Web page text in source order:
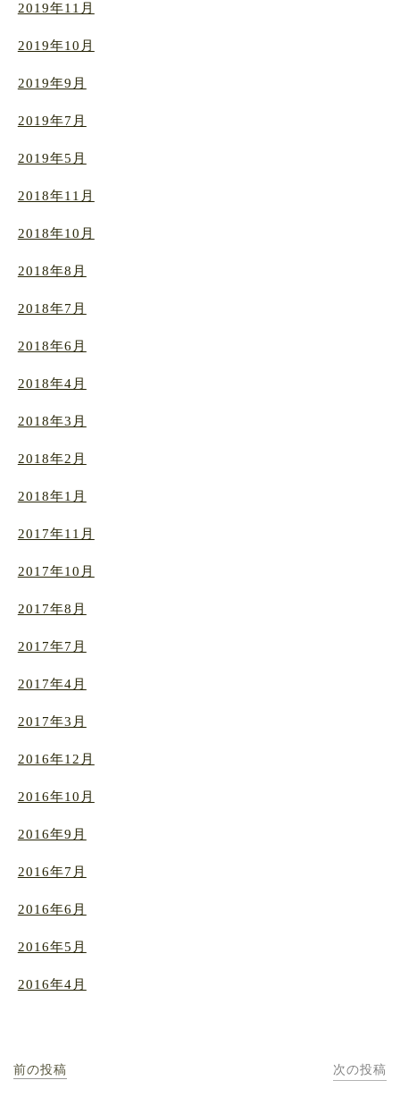
2019年11月
2019年10月
2019年9月
2019年7月
2019年5月
2018年11月
2018年10月
2018年8月
2018年7月
2018年6月
2018年4月
2018年3月
2018年2月
2018年1月
2017年11月
2017年10月
2017年8月
2017年7月
2017年4月
2017年3月
2016年12月
2016年10月
2016年9月
2016年7月
2016年6月
2016年5月
2016年4月
前の投稿 次の投稿